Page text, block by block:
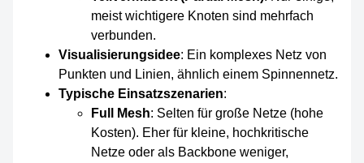
meist wichtigere Knoten sind mehrfach
verbunden.
Visualisierungsidee: Ein komplexes Netz von
Punkten und Linien, ähnlich einem Spinnennetz.
Typische Einsatzszenarien:
Full Mesh: Selten für große Netze (hohe
Kosten). Eher für kleine, hochkritische
Netze oder als Backbone weniger,